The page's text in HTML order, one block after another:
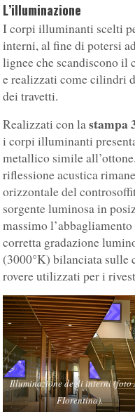
L’illuminazione
I corpi illuminanti scelti
interni, al fine di potersi
lignee che scandiscono il
e realizzati come cilindri
dei travetti.
Realizzati con lastampa
i corpi illuminanti
metallico simile
riflessione acustica
orizzontale del
sorgente luminosa in
massimo
corretta gradazione
(3000°K) bilanciata sulle
rovere utilizzati per i
Illuminazione degli interni (foto
FIorentina).